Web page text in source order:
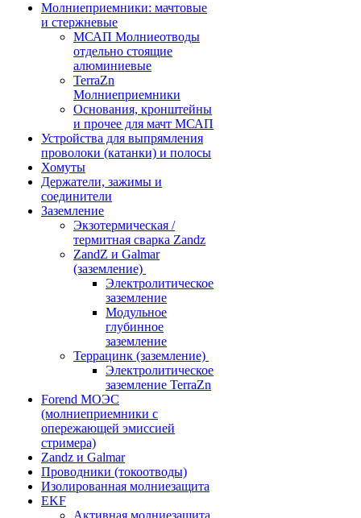
Молниеприемники: мачтовые
и стержневые
МСАП Молниеотводы
отдельно стоящие
алюминиевые
TerraZn
Молниеприемники
Основания, кронштейны
и прочее для мачт МСАП
Устройства для выпрямления
проволоки (катанки) и полосы
Хомуты
Держатели, зажимы и
соединители
Заземление
Экзотермическая /
термитная сварка Zandz
ZandZ и Galmar
(заземление)
Электролитическое
заземление
Модульное
глубинное
заземление
Террацинк (заземление)
Электролитическое
заземление TerraZn
Forend МОЭС
(молниеприемники с
опережающей эмиссией
стримера)
Zandz и Galmar
Проводники (токоотводы)
Изолированная молниезащита
EKF
Активная молниезащита